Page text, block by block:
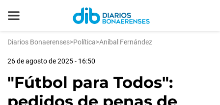
Diarios Bonaerenses>Política>Aníbal Fernández
26 de agosto de 2025 - 16:50
"Fútbol para Todos":